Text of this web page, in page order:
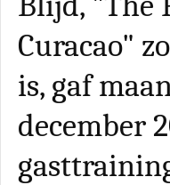
Curacao"
is, gaf
december